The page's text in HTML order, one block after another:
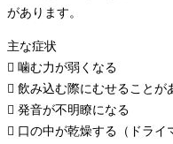
があります。
主な症状
 噛む力が弱くなる
 飲み込む際にむせることが
 発音が不明瞭になる
 口の中が乾燥する（ドライ